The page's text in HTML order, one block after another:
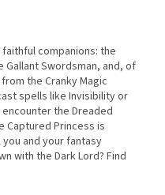
companions: the
Gallant Swordsman, and, of
the Cranky Magic
spells like Invisibility or
encounter the Dreaded
Captured Princess is
and your fantasy
with the Dark Lord? Find